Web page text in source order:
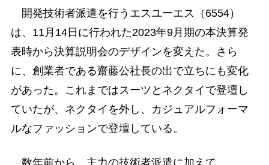
開発技術者派遣を行うエスユーエス（6554）
は、11月14日に行われた2023年9月期の本決算発
表時から決算説明会のデザインを変えた。さら
に、創業者である齋藤公社長の出で立ちにも変化
があった。これまではスーツとネクタイで登壇し
ていたが、ネクタイを外し、カジュアルフォーマ
ルなファッションで登壇している。